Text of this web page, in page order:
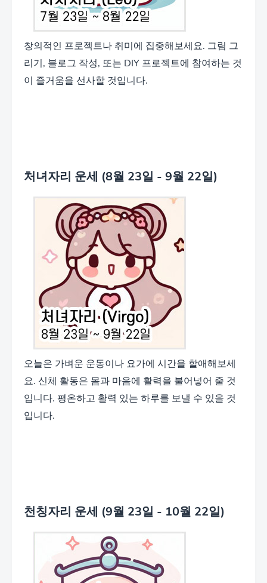
창의적인 프로젝트나 취미에 집중해보세요. 그림 그
리기, 블로그 작성, 또는 DIY 프로젝트에 참여하는 것
이 즐거움을 선사할 것입니다.
처녀자리 운세 (8월 23일 - 9월 22일)
오늘은 가벼운 운동이나 요가에 시간을 할애해보세
요. 신체 활동은 몸과 마음에 활력을 불어넣어 줄 것
입니다. 평온하고 활력 있는 하루를 보낼 수 있을 것
입니다.
천칭자리 운세 (9월 23일 - 10월 22일)